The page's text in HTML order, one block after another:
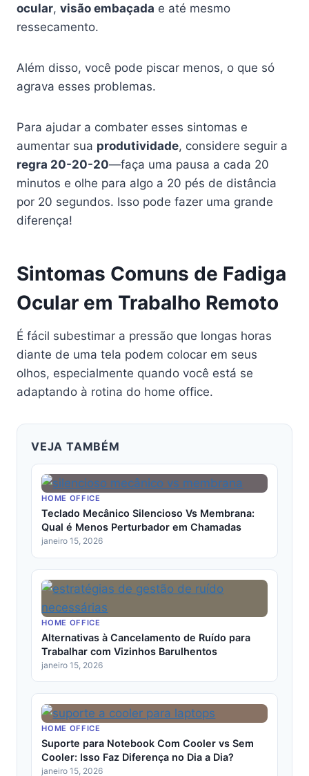
ocular, visão embaçada e até mesmo
ressecamento.
Além disso, você pode piscar menos, o que só
agrava esses problemas.
Para ajudar a combater esses sintomas e
aumentar sua produtividade, considere seguir a
regra 20-20-20—faça uma pausa a cada 20
minutos e olhe para algo a 20 pés de distância
por 20 segundos. Isso pode fazer uma grande
diferença!
Sintomas Comuns de Fadiga
Ocular em Trabalho Remoto
É fácil subestimar a pressão que longas horas
diante de uma tela podem colocar em seus
olhos, especialmente quando você está se
adaptando à rotina do home office.
VEJA TAMBÉM
HOME OFFICE
Teclado Mecânico Silencioso Vs Membrana:
Qual é Menos Perturbador em Chamadas
janeiro 15, 2026
HOME OFFICE
Alternativas à Cancelamento de Ruído para
Trabalhar com Vizinhos Barulhentos
janeiro 15, 2026
HOME OFFICE
Suporte para Notebook Com Cooler vs Sem
Cooler: Isso Faz Diferença no Dia a Dia?
janeiro 15, 2026